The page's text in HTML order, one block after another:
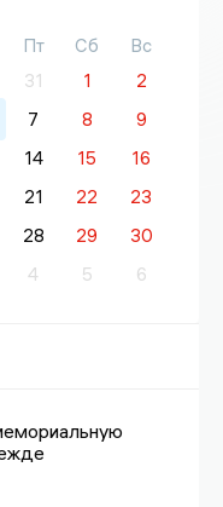
Пт Сб
Вс
31 1
2
7 8
9
14 15
16
21 22
23
28 29
30
4 5 6